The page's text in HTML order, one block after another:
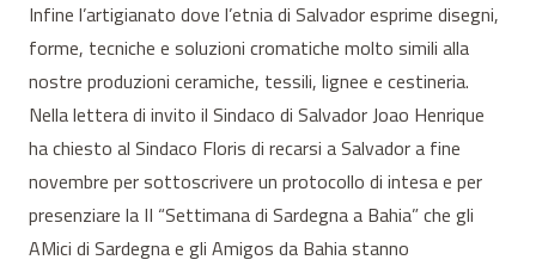
Infine l’artigianato dove l’etnia di Salvador esprime disegni,
forme, tecniche e soluzioni cromatiche molto simili alla
nostre produzioni ceramiche, tessili, lignee e cestineria.
Nella lettera di invito il Sindaco di Salvador Joao Henrique
ha chiesto al Sindaco Floris di recarsi a Salvador a fine
novembre per sottoscrivere un protocollo di intesa e per
presenziare la II “Settimana di Sardegna a Bahia” che gli
AMici di Sardegna e gli Amigos da Bahia stanno